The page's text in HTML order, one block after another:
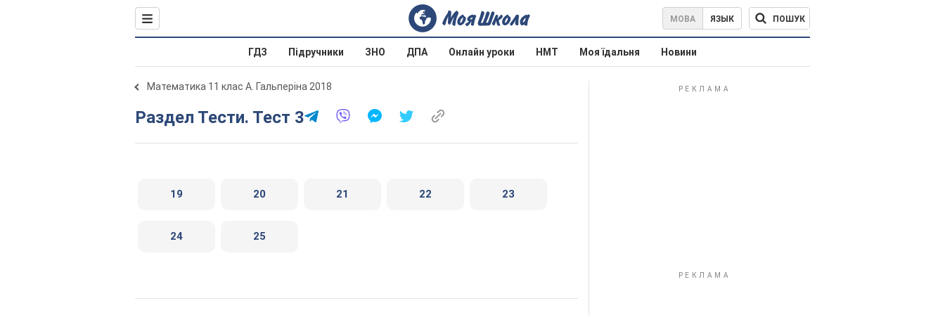
МОВА ЯЗЫК ПОШУК
ГДЗ Підручники ЗНО ДПА Онлайн уроки НМТ Моя їдальня Новини
Математика 11 клас А. Гальперіна 2018
Раздел Тести. Тест 3
19 20 21 22 23
24 25